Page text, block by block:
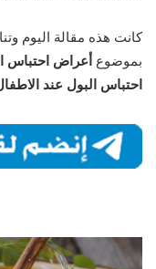
كانت هذه مقالة اليوم
بموضوع أعراض احتباس
احتباس البول عند